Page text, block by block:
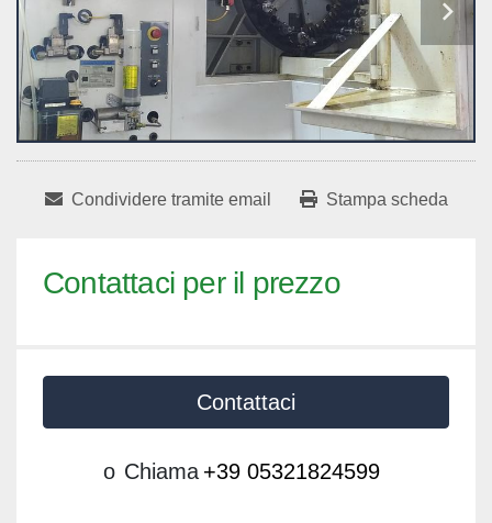
Condividere tramite email Stampa scheda
Contattaci per il prezzo
Contattaci
o Chiama +39 05321824599